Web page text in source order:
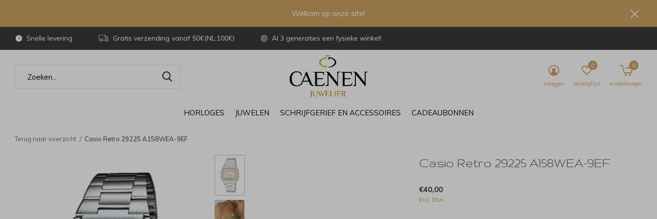
HORLOGES JUWELEN SCHRIJFGERIEF EN ACCESSOIRES CADEAUBONNEN
inloggen verlanglijst
0
winkelwagen
0
Snelle levering Gratis verzending vanaf 50€(NL:100€) Al 3 generaties een fysieke winkel!
Welkom op onze site!
Terug naar overzicht Casio Retro 29225 A158WEA-9EF
Casio Retro 29225 A158WEA-9EF
€40,00
Incl. btw